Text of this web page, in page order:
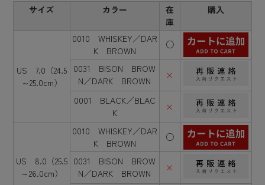
サイズ カラー
在
庫
購入
US 7.0（24.5
～25.0cm）
0010 WHISKEY／DAR
K BROWN
○
0031 BISON BROW
N／DARK BROWN
×
0001 BLACK／BLAC
K
×
US 8.0（25.5
～26.0cm）
0010 WHISKEY／DAR
K BROWN
○
0031 BISON BROW
N／DARK BROWN
×